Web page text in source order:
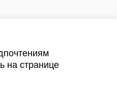
на странице